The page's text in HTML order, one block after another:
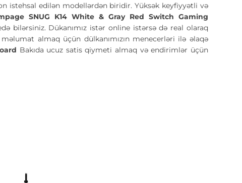
istehsal edilən modellərdən biridir. Yüksək keyfiyyətli və
SNUG K14 White & Gray Red Switch Gaming
bilərsiniz. Dükanımız istər online istərsə də real olaraq
almaq üçün dülkanımızın menecerləri ilə əlaqə
Bakıda ucuz satis qiymeti almaq və endirimlər üçün